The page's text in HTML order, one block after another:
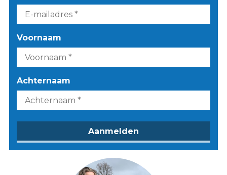
Voornaam
Achternaam